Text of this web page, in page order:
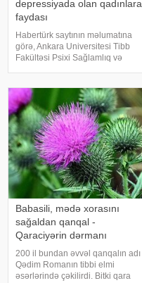
depressiyada olan qadınlara
faydası
Habertürk saytının məlumatına
görə, Ankara Universitesi Tibb
Fakültəsi Psixi Sağlamlıq və
Oğuz Erkan Berksun mövsümi
keçid dövrlərində biloji saatın
pozulmas
Babasili, mədə xorasını
sağaldan qanqal -
Qaraciyərin dərmanı
200 il bundan əvvəl qanqalın adı
Qədim Romanın tibbi elmi
əsərlərində çəkilirdi. Bitki qara